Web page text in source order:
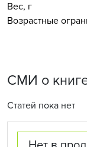
Вес, г
Возрастные
СМИ о
Статей пока нет